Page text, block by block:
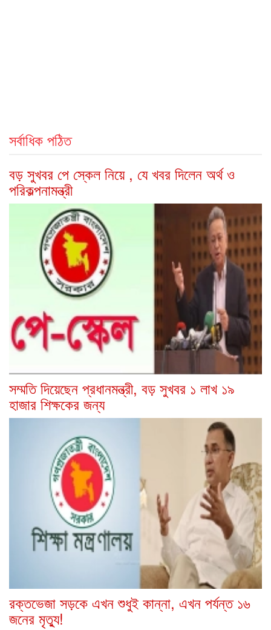
সর্বাধিক পঠিত
বড় সুখবর পে স্কেল নিয়ে , যে খবর দিলেন অর্থ ও
পরিকল্পনামন্ত্রী
সম্মতি দিয়েছেন প্রধানমন্ত্রী, বড় সুখবর ১ লাখ ১৯
হাজার শিক্ষকের জন্য
রক্তভেজা সড়কে এখন শুধুই কান্না, এখন পর্যন্ত ১৬
জনের মৃত্যু!